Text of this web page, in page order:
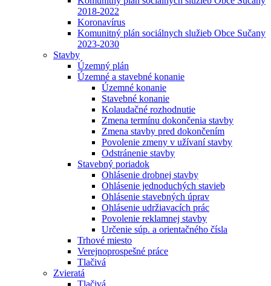
2018-2022
Koronavírus
Komunitný plán sociálnych služieb Obce Sučany
2023-2030
Stavby
Územný plán
Územné a stavebné konanie
Územné konanie
Stavebné konanie
Kolaudačné rozhodnutie
Zmena termínu dokončenia stavby
Zmena stavby pred dokončením
Povolenie zmeny v užívaní stavby
Odstránenie stavby
Stavebný poriadok
Ohlásenie drobnej stavby
Ohlásenie jednoduchých stavieb
Ohlásenie stavebných úprav
Ohlásenie udržiavacích prác
Povolenie reklamnej stavby
Určenie súp. a orientačného čísla
Trhové miesto
Verejnoprospešné práce
Tlačivá
Zvieratá
Tlačivá